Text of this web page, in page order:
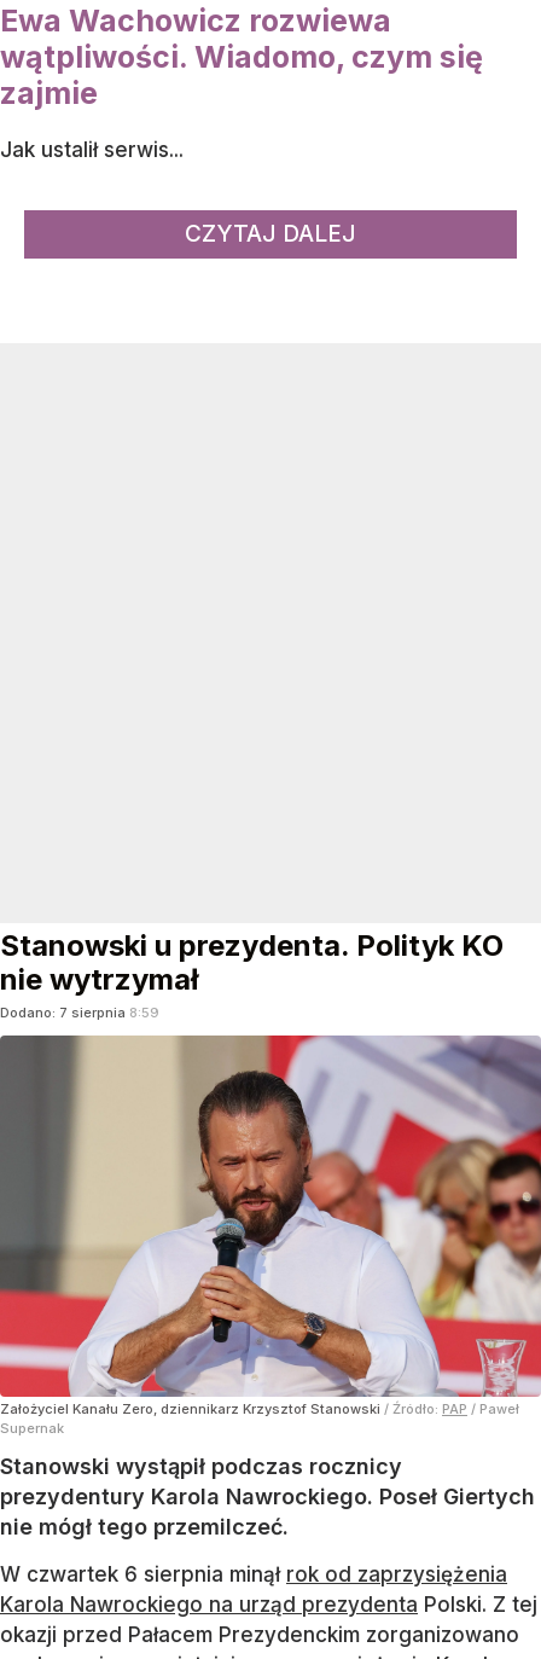
Ewa Wachowicz rozwiewa
wątpliwości. Wiadomo, czym się
zajmie
Jak ustalił serwis...
CZYTAJ DALEJ
Stanowski u prezydenta. Polityk KO
nie wytrzymał
Dodano: 7 sierpnia 8:59
Założyciel Kanału Zero, dziennikarz Krzysztof Stanowski / Źródło: PAP / Paweł
Supernak
Stanowski wystąpił podczas rocznicy
prezydentury Karola Nawrockiego. Poseł Giertych
nie mógł tego przemilczeć.
W czwartek 6 sierpnia minął rok od zaprzysiężenia
Karola Nawrockiego na urząd prezydenta Polski. Z tej
okazji przed Pałacem Prezydenckim zorganizowano